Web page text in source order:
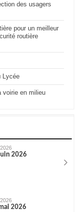
des usagers
pour un meilleur
routière
Lycée
voirie en milieu
2026
2026